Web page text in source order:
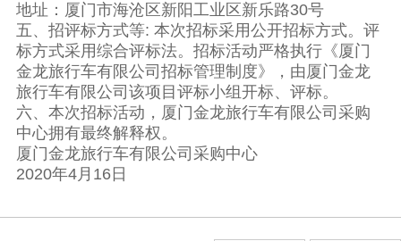
地址：厦门市海沧区新阳工业区新乐路30号
五、招评标方式等: 本次招标采用公开招标方式。评
标方式采用综合评标法。招标活动严格执行《厦门
金龙旅行车有限公司招标管理制度》，由厦门金龙
旅行车有限公司该项目评标小组开标、评标。
六、本次招标活动，厦门金龙旅行车有限公司采购
中心拥有最终解释权。
厦门金龙旅行车有限公司采购中心
2020年4月16日